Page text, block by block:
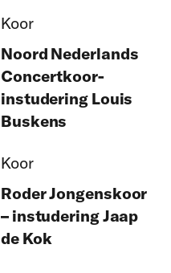
Koor
Noord Nederlands
Concertkoor-
instudering Louis
Buskens
Koor
Roder Jongenskoor
– instudering Jaap
de Kok